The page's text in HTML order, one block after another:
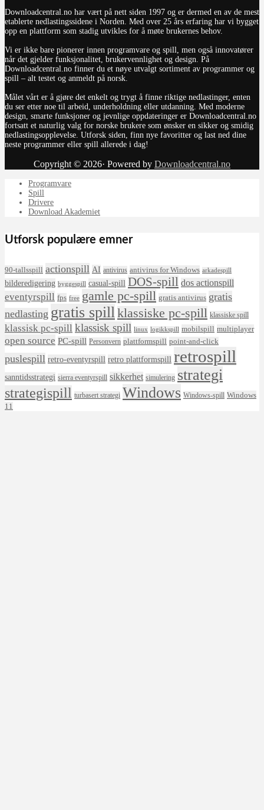
Downloadcentral.no har vært på nett siden 1997 og er dermed en av de mest
etablerte nedlastingssidene i Norden. Med over 25 års erfaring har vi bygget
opp en plattform som stadig utvikles for å møte brukernes behov.
Vi er ikke bare pionerer innen programvare og spill, men også innovatører
når det gjelder funksjonalitet, brukervennlighet og design. På
Downloadcentral.no finner du et nøye utvalgt sortiment av programmer og
spill – alt testet og anmeldt på norsk.
Målet vårt er å gjøre det enkelt og trygt å finne riktige nedlastinger, enten
du ser etter noe til arbeid, underholdning eller utdanning. Med moderne
design, smarte funksjoner og jevnlige oppdateringer er Downloadcentral.no
fortsatt et naturlig valg for norske brukere som ønsker en sikker og smidig
nedlastingsopplevelse. Utforsk siden, finn nye favoritter og last ned dine
neste programmer eller spill allerede i dag!
Copyright © 2026· Powered by Downloadcentral.no
Programvare
Spill
Drivere
Download Akademiet
Utforsk populære emner
90-tallsspill actionspill AI antivirus antivirus for Windows arkadespill
bilderedigering byggespill casual-spill DOS-spill dos actionspill
eventyrspill fps free gamle pc-spill gratis antivirus gratis
nedlasting gratis spill klassiske pc-spill klassiske spill
klassisk pc-spill klassisk spill linux logikkspill mobilspill multiplayer
open source PC-spill Personvern plattformspill point-and-click
puslespill retro-eventyrspill retro plattformspill retrospill
sanntidsstrategi sierra eventyrspill sikkerhet simulering strategi
strategispill turbasert strategi Windows Windows-spill Windows
11